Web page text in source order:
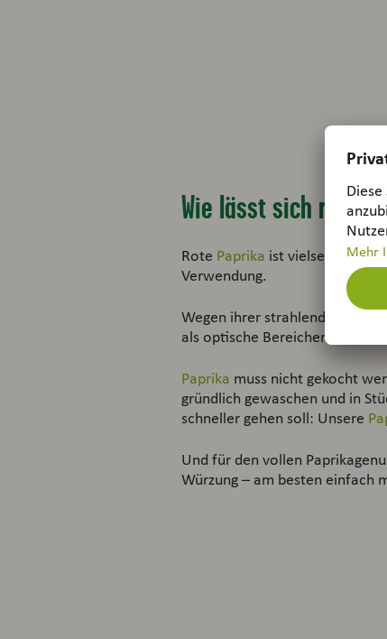
Wie lässt sich rote
Rote Paprika ist vielseitig
Verwendung.
Wegen ihrer strahlenden,
als optische Bereicherung vieler
Paprika muss nicht gekocht
gründlich gewaschen und in
schneller gehen soll: Unsere
Und für den vollen
Würzung – am besten einfach